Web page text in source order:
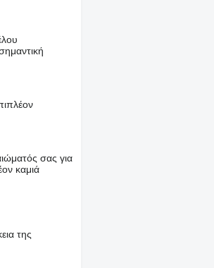
σας για
καμιά
της